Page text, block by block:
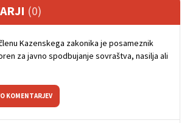
(0)
Kazenskega zakonika je posameznik
za javno spodbujanje sovraštva, nasilja ali
KOMENTARJEV